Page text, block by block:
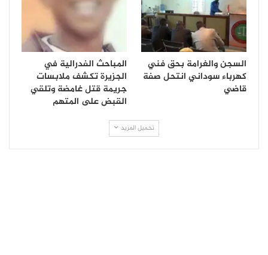
السجن والغرامة بحق فني
كهرباء سوداني انتحل صفة
قاضي
المباحث الفدرالية في
الجزيرة تكشف ملابسات
جريمة قتل غامضة وتلقي
القبض على المتهم
تحميل المزيد